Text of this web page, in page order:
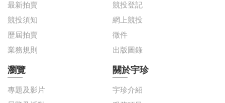
最新拍賣
競投登記
競投須知
網上競投
歷屆拍賣
徵件
業務規則
出版圖錄
瀏覽
專題及影片
關於宇珍
宇珍介紹